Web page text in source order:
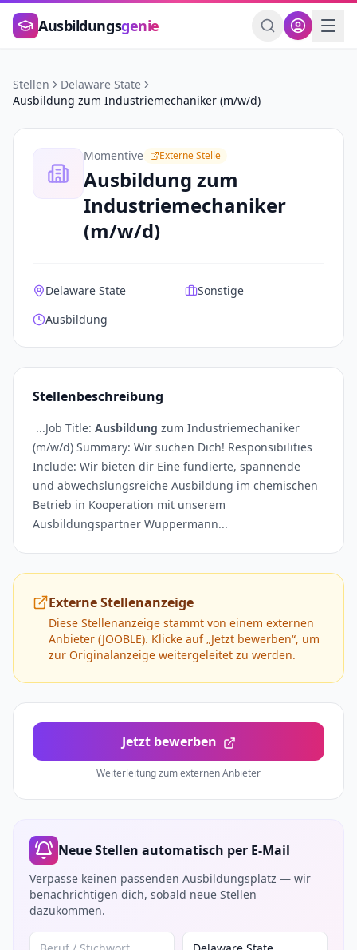
Zum Hauptinhalt springen
Ausbildungsgenie
Stellen
Delaware State
Ausbildung zum Industriemechaniker (m/w/d)
Momentive Externe Stelle
Ausbildung zum
Industriemechaniker
(m/w/d)
Delaware State
Sonstige
Ausbildung
Stellenbeschreibung
...Job Title: Ausbildung zum Industriemechaniker
(m/w/d) Summary: Wir suchen Dich! Responsibilities
Include: Wir bieten dir Eine fundierte, spannende
und abwechslungsreiche Ausbildung im chemischen
Betrieb in Kooperation mit unserem
Ausbildungspartner Wuppermann...
Externe Stellenanzeige
Diese Stellenanzeige stammt von einem externen
Anbieter (JOOBLE). Klicke auf „Jetzt bewerben“, um
zur Originalanzeige weitergeleitet zu werden.
Jetzt bewerben
Weiterleitung zum externen Anbieter
Neue Stellen automatisch per E-Mail
Verpasse keinen passenden Ausbildungsplatz — wir
benachrichtigen dich, sobald neue Stellen
dazukommen.